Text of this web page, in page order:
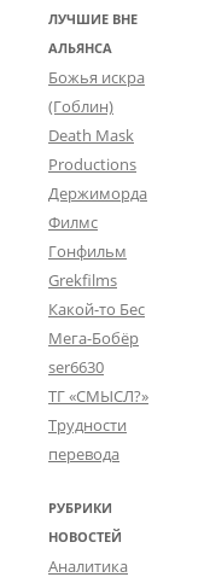
ЛУЧШИЕ ВНЕ
АЛЬЯНСА
Божья искра
(Гоблин)
Death Mask
Productions
Держиморда
Филмс
Гонфильм
Grekfilms
Какой-то Бес
Мега-Бобёр
ser6630
ТГ «СМЫСЛ?»
Трудности
перевода
РУБРИКИ
НОВОСТЕЙ
Аналитика